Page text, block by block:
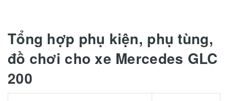
Tổng hợp phụ kiện, phụ tùng,
đồ chơi cho xe Mercedes GLC
200